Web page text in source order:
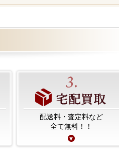
配送料・査定料など
全て無料！！